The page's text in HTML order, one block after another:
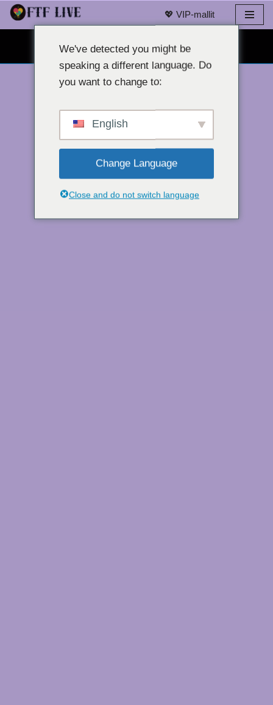
Siirry
💖 VIP-mallit
ILMAINEN VERKKOKAMERACHAT 👉
We've detected you might be
speaking a different language. Do
you want to change to:
English
Change Language
Close and do not switch language